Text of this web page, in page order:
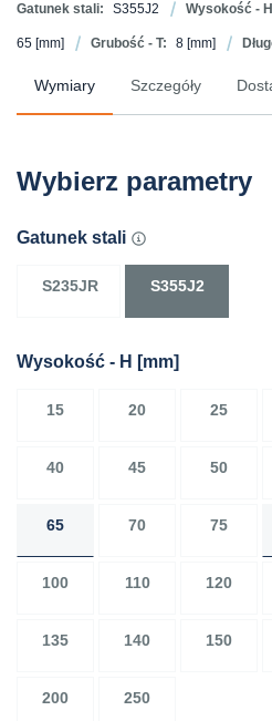
Gatunek stali:
S355J2 Wysokość -
65 [mm] Grubość - T: 8 [mm]
Wymiary Szczegóły
Wybierz parametry
Gatunek stali
S235JR S355J2
Wysokość - H [mm]
15 20 25
40 45 50
65 70 75
100 110 120
135 140 150
200 250